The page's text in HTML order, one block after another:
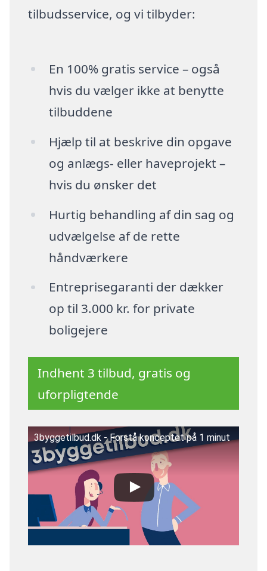
tilbudsservice, og vi tilbyder:
En 100% gratis service – også
hvis du vælger ikke at benytte
tilbuddene
Hjælp til at beskrive din opgave
og anlægs- eller haveprojekt –
hvis du ønsker det
Hurtig behandling af din sag og
udvælgelse af de rette
håndværkere
Entreprisegaranti der dækker
op til 3.000 kr. for private
boligejere
Indhent 3 tilbud, gratis og
uforpligtende
3byggetilbud.dk - Forstå konceptet på 1 minut